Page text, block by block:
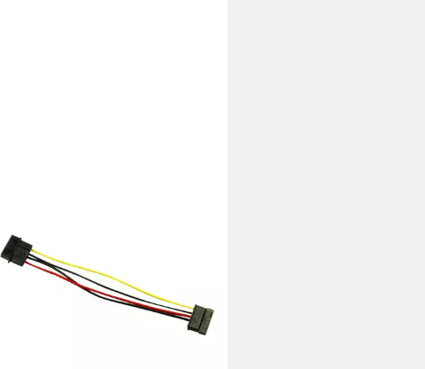
Adapter
19,57 €
lieferbar - in 4-5 Werktagen bei dir